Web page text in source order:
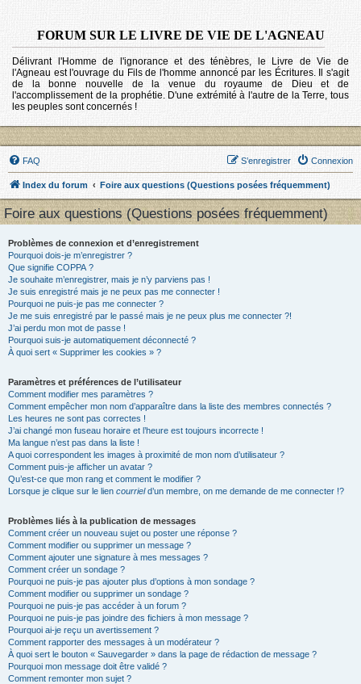
FORUM SUR LE LIVRE DE VIE DE L'AGNEAU
Délivrant l'Homme de l'ignorance et des ténèbres, le Livre de Vie de
l'Agneau est l'ouvrage du Fils de l'homme annoncé par les Écritures. Il s'agit
de la bonne nouvelle de la venue du royaume de Dieu et de
l'accomplissement de la prophétie. D'une extrémité à l'autre de la Terre, tous
les peuples sont concernés !
FAQ Connexion
S’enregistrer
Index du forum Foire aux questions (Questions posées fréquemment)
Foire aux questions (Questions posées fréquemment)
Problèmes de connexion et d’enregistrement
Pourquoi dois-je m’enregistrer ?
Que signifie COPPA ?
Je souhaite m’enregistrer, mais je n’y parviens pas !
Je suis enregistré mais je ne peux pas me connecter !
Pourquoi ne puis-je pas me connecter ?
Je me suis enregistré par le passé mais je ne peux plus me connecter ?!
J’ai perdu mon mot de passe !
Pourquoi suis-je automatiquement déconnecté ?
À quoi sert « Supprimer les cookies » ?
Paramètres et préférences de l’utilisateur
Comment modifier mes paramètres ?
Comment empêcher mon nom d’apparaître dans la liste des membres connectés ?
Les heures ne sont pas correctes !
J’ai changé mon fuseau horaire et l’heure est toujours incorrecte !
Ma langue n’est pas dans la liste !
A quoi correspondent les images à proximité de mon nom d’utilisateur ?
Comment puis-je afficher un avatar ?
Qu’est-ce que mon rang et comment le modifier ?
Lorsque je clique sur le lien courrield’un membre, on me demande de me connecter !?
Problèmes liés à la publication de messages
Comment créer un nouveau sujet ou poster une réponse ?
Comment modifier ou supprimer un message ?
Comment ajouter une signature à mes messages ?
Comment créer un sondage ?
Pourquoi ne puis-je pas ajouter plus d’options à mon sondage ?
Comment modifier ou supprimer un sondage ?
Pourquoi ne puis-je pas accéder à un forum ?
Pourquoi ne puis-je pas joindre des fichiers à mon message ?
Pourquoi ai-je reçu un avertissement ?
Comment rapporter des messages à un modérateur ?
À quoi sert le bouton « Sauvegarder » dans la page de rédaction de message ?
Pourquoi mon message doit être validé ?
Comment remonter mon sujet ?